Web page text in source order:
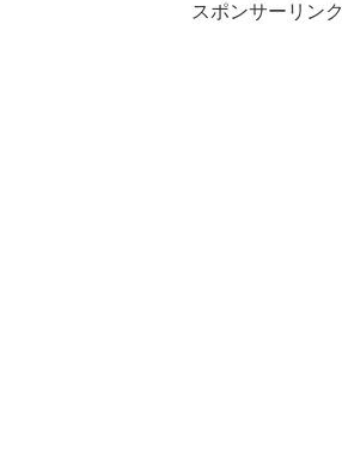
スポンサーリンク